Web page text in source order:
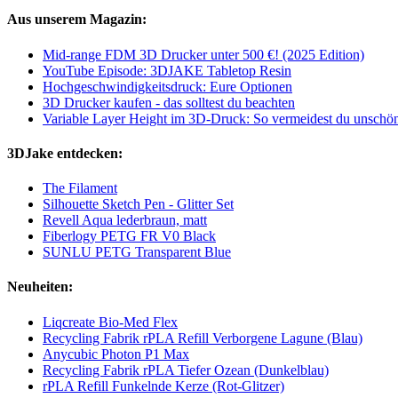
Aus unserem Magazin:
Mid-range FDM 3D Drucker unter 500 €! (2025 Edition)
YouTube Episode: 3DJAKE Tabletop Resin
Hochgeschwindigkeitsdruck: Eure Optionen
3D Drucker kaufen - das solltest du beachten
Variable Layer Height im 3D-Druck: So vermeidest du
3DJake entdecken:
The Filament
Silhouette Sketch Pen - Glitter Set
Revell Aqua lederbraun, matt
Fiberlogy PETG FR V0 Black
SUNLU PETG Transparent Blue
Neuheiten:
Liqcreate Bio-Med Flex
Recycling Fabrik rPLA Refill Verborgene Lagune (Blau)
Anycubic Photon P1 Max
Recycling Fabrik rPLA Tiefer Ozean (Dunkelblau)
rPLA Refill Funkelnde Kerze (Rot-Glitzer)